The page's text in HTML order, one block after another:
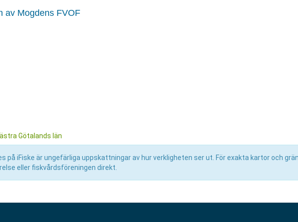
av Mogdens FVOF
Götalands län
på iFiske är ungefärliga uppskattningar av hur verkligheten ser ut. För exakta kartor och
eller fiskvårdsföreningen direkt.